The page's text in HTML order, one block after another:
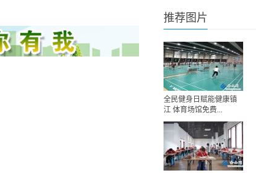
推荐图片
全民健身日赋能健康镇
江 体育场馆免费...